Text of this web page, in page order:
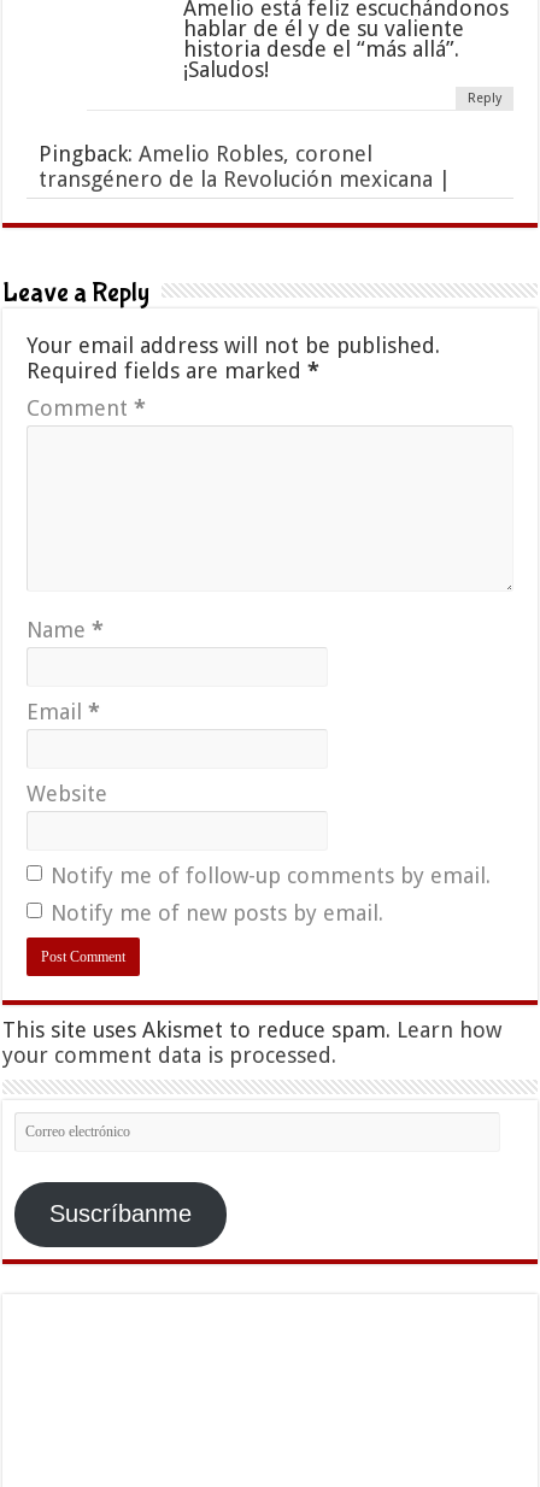
Amelio está feliz escuchándonos
hablar de él y de su valiente
historia desde el “más allá”.
¡Saludos!
Reply
Pingback:Amelio Robles, coronel
transgénero de la Revolución mexicana |
Leave a Reply
Your email address will not be published.
Required fields are marked*
Comment*
Name*
Email*
Website
Notify me of follow-up comments by email.
Notify me of new posts by email.
This site uses Akismet to reduce spam. Learn how
your comment data is processed.
Correo
electrónico
Suscríbanme